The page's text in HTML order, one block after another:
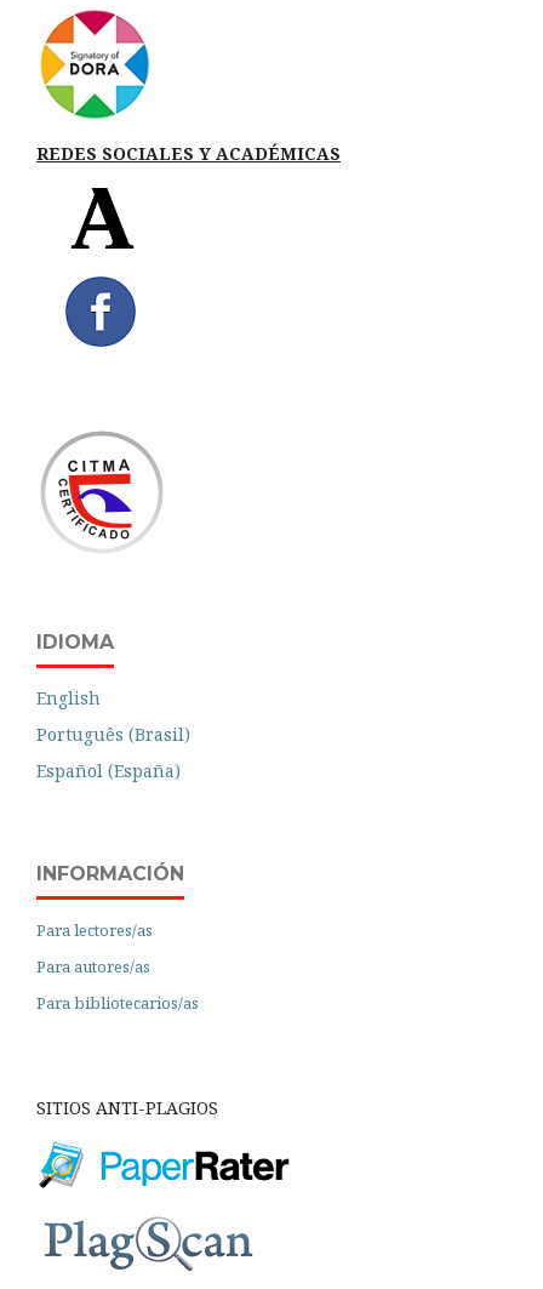
REDES SOCIALES Y ACADÉMICAS
IDIOMA
English
Português (Brasil)
Español (España)
INFORMACIÓN
Para lectores/as
Para autores/as
Para bibliotecarios/as
SITIOS ANTI-PLAGIOS